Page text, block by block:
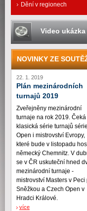
Dění v regionech
Video
NOVINKY ZE
22. 1. 2019
Plán mezinárodních
turnajů 2019
Zveřejněny mezinárodní
turnaje na rok 2019.
klasická série turnajů série
Open i mistrovství Evropy,
které bude v listopadu
německý Chemnitz. V
se v ČR uskuteční hned
mezinárodní turnaje -
mistrovství Masters v Peci
Sněžkou a Czech Open v
Hradci Králové.
více